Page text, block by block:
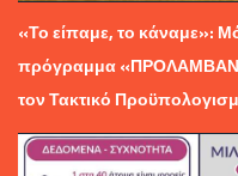
«Το είπαμε, το κάναμε»:
πρόγραμμα
τον Τακτικό